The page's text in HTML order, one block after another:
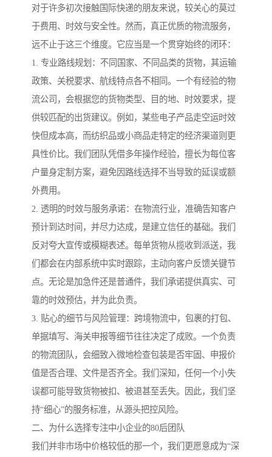
对于许多初次接触国际快递的朋友来说，较关心的莫过
于费用、时效与安全性。然而，真正优质的物流服务，
远不止于这三个维度。它应当是一个贯穿始终的闭环：
1. 专业路线规划：不同国家、不同品类的货物，其运输
政策、关税要求、航线特点各不相同。一个有经验的物
流公司，会根据您的货物类型、目的地、时效要求，提
供较匹配的出货建议。例如，某些电子产品走空运时效
快但成本高，而纺织品或小商品走特定的经济渠道则更
具性价比。我们团队凭借多年操作经验，擅长为每位客
户量身定制方案，避免因路线选择不当导致的延误或额
外费用。
2. 透明的时效与服务承诺：在物流行业，准确告知客户
预计到达时间，并尽力达成，是建立信任的基础。我们
反对夸大宣传或模糊表述。每单货物从揽收到派送，我
们都会在内部系统中实时跟踪，主动向客户反馈关键节
点。无论是加急件还是普通件，我们承诺提供真实、可
靠的时效预估，并为此负责。
3. 贴心的细节与风险管理：跨境物流中，包裹的打包、
单据填写、海关申报等细节往往决定了成败。一个负责
的物流团队，会细致入微地检查包装是否牢固、申报价
值是否合理、文件是否齐全。我们深知，任何一个小失
误都可能导致货物被扣、被退甚至丢失。因此，我们坚
持“细心”的服务标准，从源头把控风险。
二、为什么选择专注中小企业的80后团队
我们并非市场中价格较低的那一个，我们更愿意成为“深